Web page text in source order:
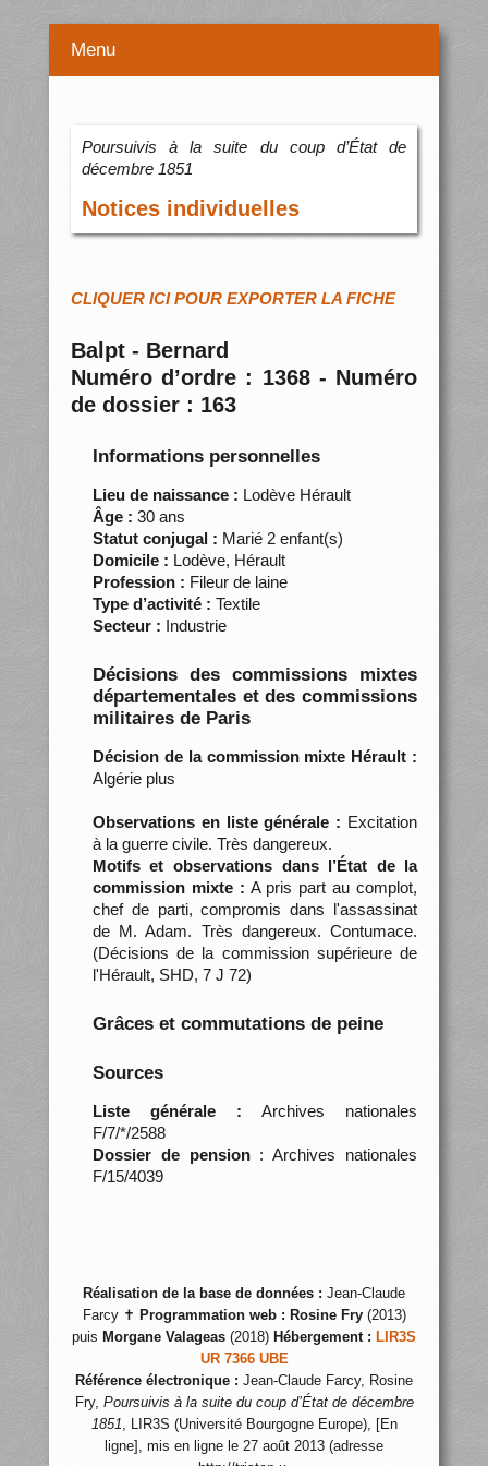
Menu
Poursuivis à la suite du coup d’État de
décembre 1851
Notices individuelles
CLIQUER ICI POUR EXPORTER LA FICHE
Balpt - Bernard
Numéro d’ordre : 1368 - Numéro
de dossier : 163
Informations personnelles
Lieu de naissance : Lodève Hérault
Âge : 30 ans
Statut conjugal : Marié 2 enfant(s)
Domicile : Lodève, Hérault
Profession : Fileur de laine
Type d’activité : Textile
Secteur : Industrie
Décisions des commissions mixtes
départementales et des commissions
militaires de Paris
Décision de la commission mixte Hérault :
Algérie plus
Observations en liste générale : Excitation
à la guerre civile. Très dangereux.
Motifs et observations dans l’État de la
commission mixte : A pris part au complot,
chef de parti, compromis dans l'assassinat
de M. Adam. Très dangereux. Contumace.
(Décisions de la commission supérieure de
l'Hérault, SHD, 7 J 72)
Grâces et commutations de peine
Sources
Liste générale : Archives nationales
F/7/*/2588
Dossier de pension: Archives nationales
F/15/4039
Réalisation de la base de données : Jean-Claude
Farcy ✝ Programmation web : Rosine Fry(2013)
puis Morgane Valageas (2018) Hébergement : LIR3S
UR 7366 UBE
Référence électronique : Jean-Claude Farcy, Rosine
Fry, Poursuivis à la suite du coup d’État de décembre
1851, LIR3S (Université Bourgogne Europe), [En
ligne], mis en ligne le 27 août 2013 (adresse